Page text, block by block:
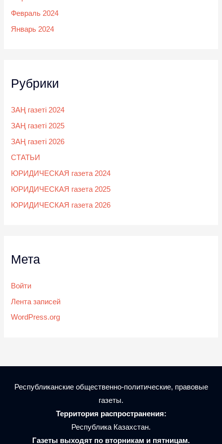
Февраль 2024
Январь 2024
Рубрики
ЗАҢ газеті 2024
ЗАҢ газеті 2025
ЗАҢ газеті 2026
СТАТЬИ
ЮРИДИЧЕСКАЯ газета 2024
ЮРИДИЧЕСКАЯ газета 2025
ЮРИДИЧЕСКАЯ газета 2026
Мета
Войти
Лента записей
WordPress.org
Республиканские общественно-политические, правовые
газеты.
Территория распространения:
Республика Казахстан.
Газеты выходят по вторникам и пятницам.